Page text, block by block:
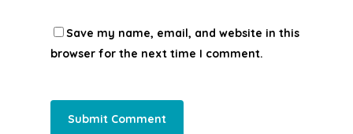
Save my name, email, and website in this
browser for the next time I comment.